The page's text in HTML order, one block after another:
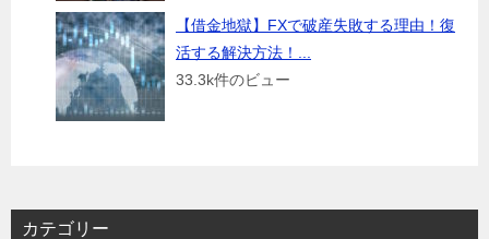
【借金地獄】FXで破産失敗する理由！復
活する解決方法！...
33.3k件のビュー
カテゴリー